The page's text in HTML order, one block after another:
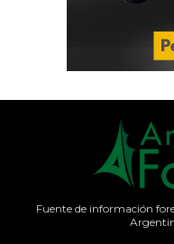
Fuente de información